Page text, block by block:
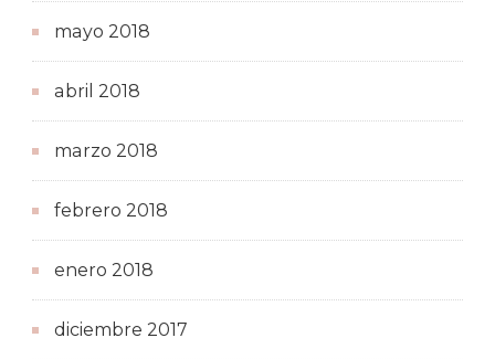
mayo 2018
abril 2018
marzo 2018
febrero 2018
enero 2018
diciembre 2017